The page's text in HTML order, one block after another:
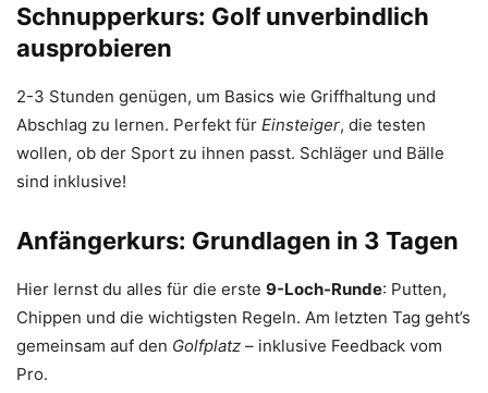
Schnupperkurs: Golf unverbindlich
ausprobieren
2-3 Stunden genügen, um Basics wie Griffhaltung und
Abschlag zu lernen. Perfekt für Einsteiger, die testen
wollen, ob der Sport zu ihnen passt. Schläger und Bälle
sind inklusive!
Anfängerkurs: Grundlagen in 3 Tagen
Hier lernst du alles für die erste 9-Loch-Runde: Putten,
Chippen und die wichtigsten Regeln. Am letzten Tag geht’s
gemeinsam auf den Golfplatz – inklusive Feedback vom
Pro.